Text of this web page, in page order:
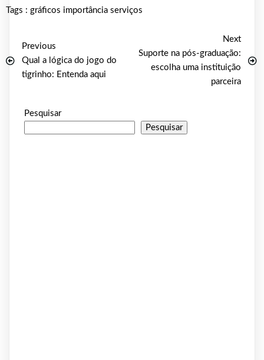
Tags : gráficos importância serviços
Previous
Qual a lógica do jogo do
tigrinho: Entenda aqui
Next
Suporte na pós-graduação:
escolha uma instituição
parceira
Pesquisar
Pesquisar